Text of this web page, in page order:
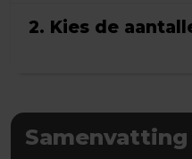
2. Kies de
Samenvatting